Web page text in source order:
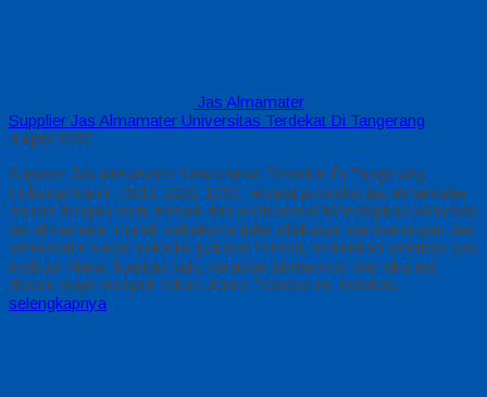
Jas Almamater
Supplier Jas Almamater Universitas Terdekat Di Tangerang
4 April 2026
Supplier Jas Almamater Universitas Terdekat Di Tangerang
Hubungi Kami : 0812-2282-1060 Tempat produksi jas almamater
murah dengan mutu terbaik dan profesional Menetapkan konveksi
jas almamater murah sebaiknya tidak dilakukan sembarangan Jas
almamater bukan sekadar pakaian formal, melainkan identitas sah
institusi Maka, kualitas kain, kerapian jahitannya, dan akurasi
desain wajib menjadi fokus utama Dewasa ini, institusi…
selengkapnya